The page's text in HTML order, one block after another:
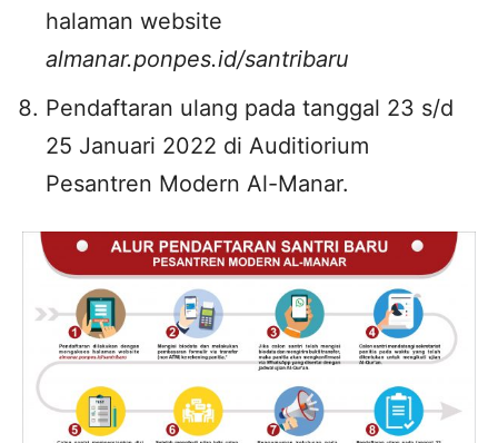
halaman website
almanar.ponpes.id/santribaru
Pendaftaran ulang pada tanggal 23 s/d
25 Januari 2022 di Auditiorium
Pesantren Modern Al-Manar.